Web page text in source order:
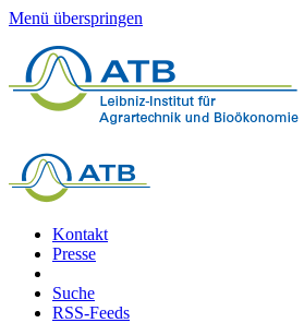
Menü überspringen
Kontakt
Presse
Suche
RSS-Feeds